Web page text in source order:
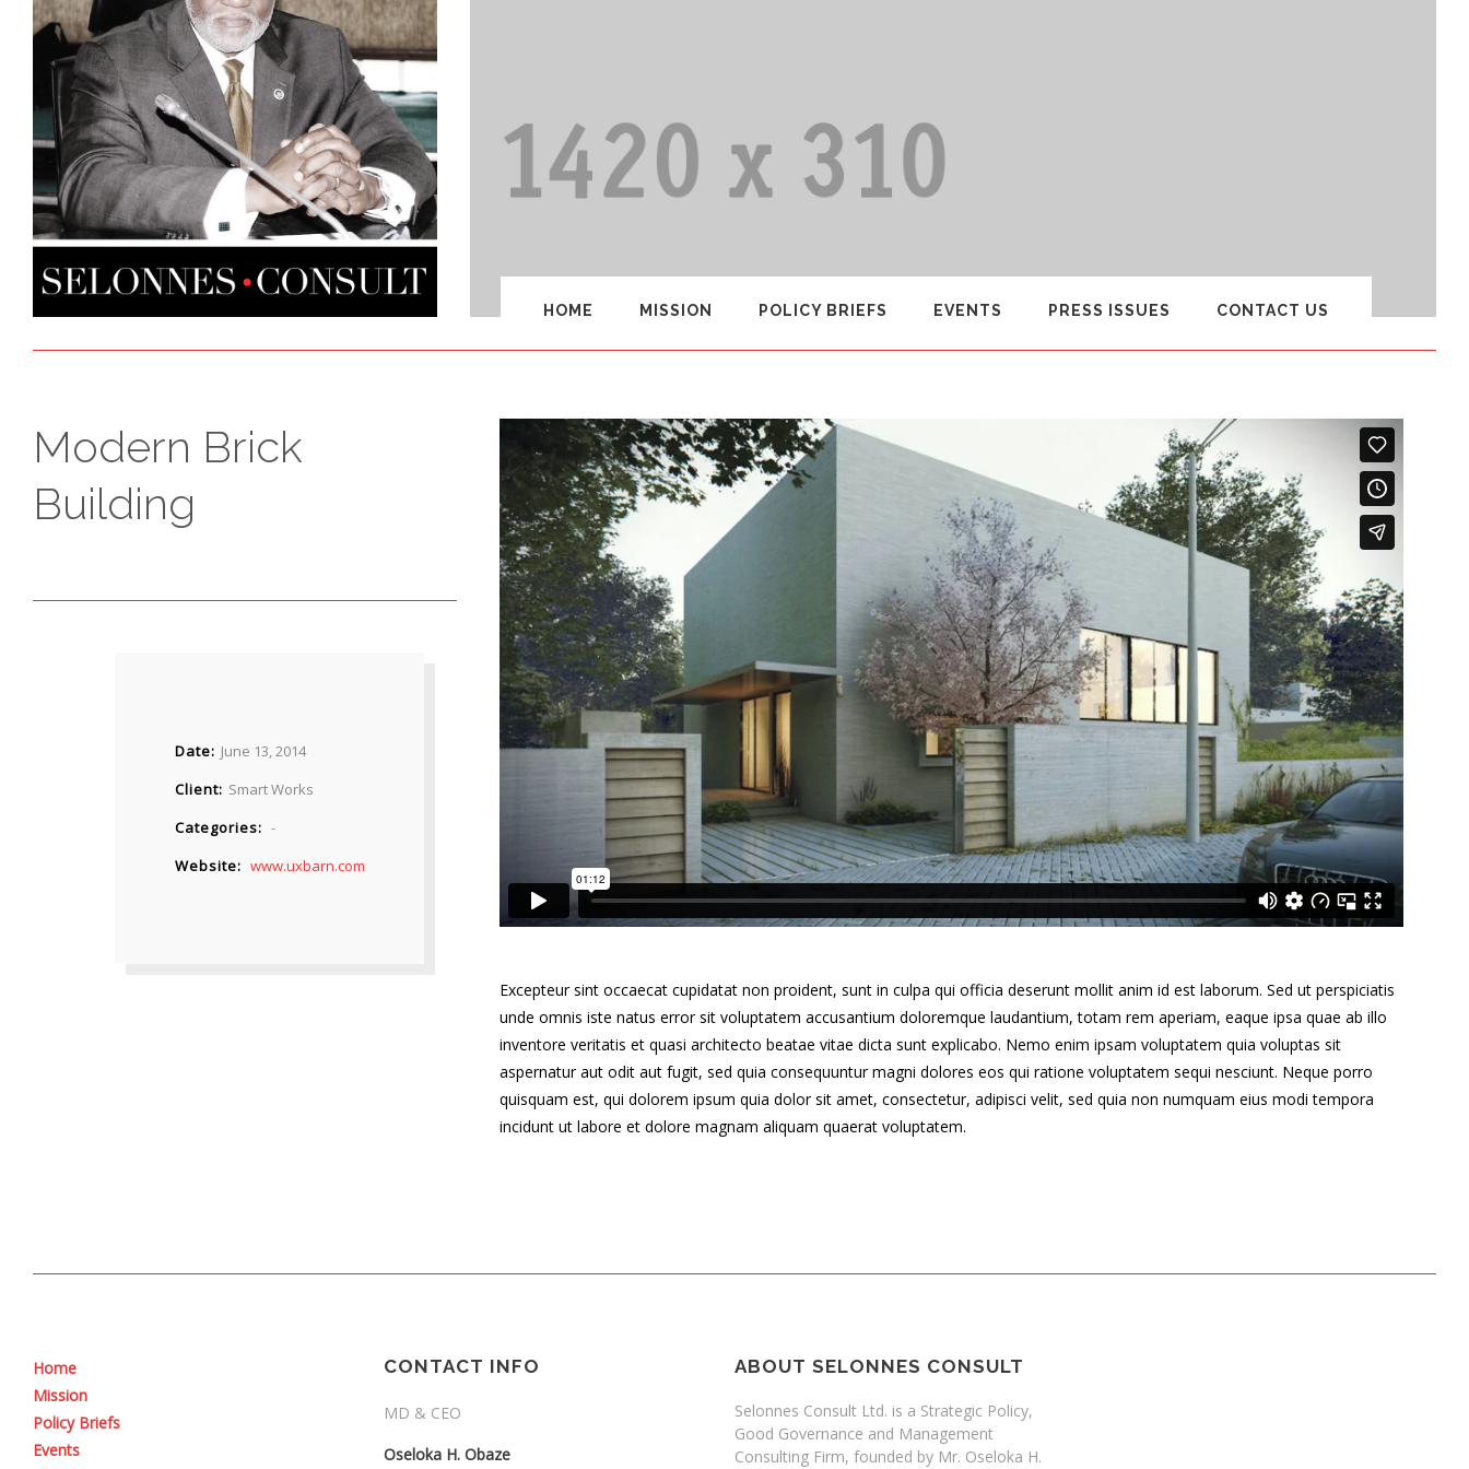
HOME MISSION POLICY BRIEFS EVENTS PRESS ISSUES CONTACT US
Modern Brick
Building
Excepteur sint occaecat cupidatat non proident, sunt in culpa qui officia deserunt mollit anim id est laborum. Sed ut perspiciatis
unde omnis iste natus error sit voluptatem accusantium doloremque laudantium, totam rem aperiam, eaque ipsa quae ab illo
inventore veritatis et quasi architecto beatae vitae dicta sunt explicabo. Nemo enim ipsam voluptatem quia voluptas sit
aspernatur aut odit aut fugit, sed quia consequuntur magni dolores eos qui ratione voluptatem sequi nesciunt. Neque porro
quisquam est, qui dolorem ipsum quia dolor sit amet, consectetur, adipisci velit, sed quia non numquam eius modi tempora
incidunt ut labore et dolore magnam aliquam quaerat voluptatem.
Date
June 13, 2014
Client Smart Works
Categories
-
Website
www.uxbarn.com
Home
Mission
Policy Briefs
Events
CONTACT INFO
MD & CEO
Oseloka H. Obaze
ABOUT SELONNES CONSULT
Selonnes Consult Ltd. is a Strategic Policy,
Good Governance and Management
Consulting Firm, founded by Mr. Oseloka H.